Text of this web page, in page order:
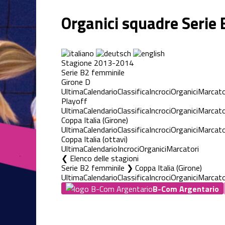
Organici squadre
Stagione 2013-2014
Serie B2 femminile
Girone D
UltimaCalendarioClassificaIncrociOrganici
Playoff
UltimaCalendarioClassificaIncrociOrganici
Coppa Italia (Girone)
UltimaCalendarioClassificaIncrociOrganici
Coppa Italia (ottavi)
UltimaCalendarioIncrociOrganiciMarcatori
Elenco delle stagioni
Serie B2 femminile ❯ Coppa Italia (Girone)
UltimaCalendarioClassificaIncrociOrganici
B-Com Argentario